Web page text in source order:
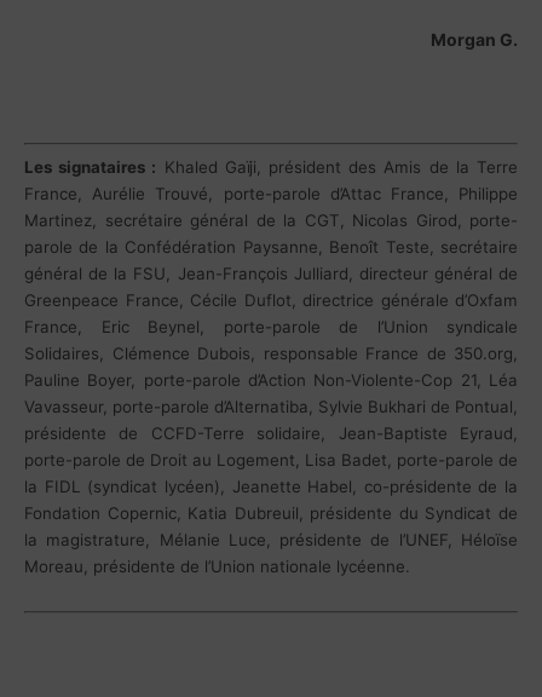
Morgan G.
Les signataires : Khaled Gaïji, président des Amis de la Terre
France, Aurélie Trouvé, porte-parole d’Attac France, Philippe
Martinez, secrétaire général de la CGT, Nicolas Girod, porte-
parole de la Confédération Paysanne, Benoît Teste, secrétaire
général de la FSU, Jean-François Julliard, directeur général de
Greenpeace France, Cécile Duflot, directrice générale d’Oxfam
France, Eric Beynel, porte-parole de l’Union syndicale
Solidaires, Clémence Dubois, responsable France de 350.org,
Pauline Boyer, porte-parole d’Action Non-Violente-Cop 21, Léa
Vavasseur, porte-parole d’Alternatiba, Sylvie Bukhari de Pontual,
présidente de CCFD-Terre solidaire, Jean-Baptiste Eyraud,
porte-parole de Droit au Logement, Lisa Badet, porte-parole de
la FIDL (syndicat lycéen), Jeanette Habel, co-présidente de la
Fondation Copernic, Katia Dubreuil, présidente du Syndicat de
la magistrature, Mélanie Luce, présidente de l’UNEF, Héloïse
Moreau, présidente de l’Union nationale lycéenne.